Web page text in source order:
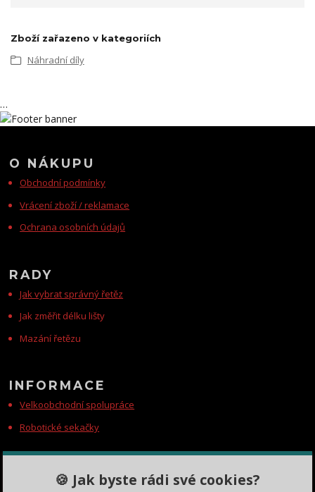
Zboží zařazeno v kategoriích
Náhradní díly
O NÁKUPU
Obchodní podmínky
Vrácení zboží / reklamace
Ochrana osobních údajů
RADY
Jak vybrat správný řetěz
Jak změřit délku lišty
Mazání řetězu
INFORMACE
Velkoobchodní spolupráce
Robotické sekačky
KONTAKTY
…
🍪 Jak byste rádi své cookies?